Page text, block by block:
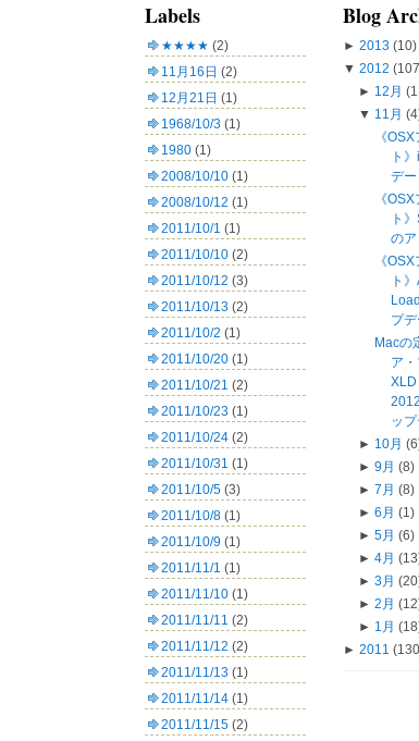
Labels
★★★★ (2)
11月16日 (2)
12月21日 (1)
1968/10/3 (1)
1980 (1)
2008/10/10 (1)
2008/10/12 (1)
2011/10/1 (1)
2011/10/10 (2)
2011/10/12 (3)
2011/10/13 (2)
2011/10/2 (1)
2011/10/20 (1)
2011/10/21 (2)
2011/10/23 (1)
2011/10/24 (2)
2011/10/31 (1)
2011/10/5 (3)
2011/10/8 (1)
2011/10/9 (1)
2011/11/1 (1)
2011/11/10 (1)
2011/11/11 (2)
2011/11/12 (2)
2011/11/13 (1)
2011/11/14 (1)
2011/11/15 (2)
Blog
► 2013 (10)
▼ 2012
► 12月
▼ 11月
《
ト
デ
《
ト
のア
《
ト
プデ
Macの
ア
XLD
ッ
► 10月
► 9月 (8)
► 7月 (8)
► 6月 (1)
► 5月 (6)
► 4月
► 3月
► 2月
► 1月
► 2011